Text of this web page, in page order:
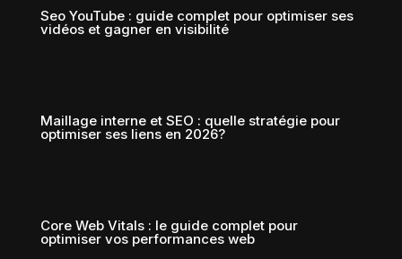
Seo YouTube : guide complet pour optimiser ses
vidéos et gagner en visibilité
Maillage interne et SEO : quelle stratégie pour
optimiser ses liens en 2026?
Core Web Vitals : le guide complet pour
optimiser vos performances web